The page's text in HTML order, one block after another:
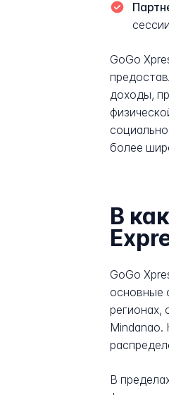
GoGo
доходы,
более
В
GoGo
основные
регионах,
В